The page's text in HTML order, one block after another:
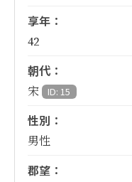
享年：
42
朝代：
宋 ID: 15
性別：
男性
郡望：